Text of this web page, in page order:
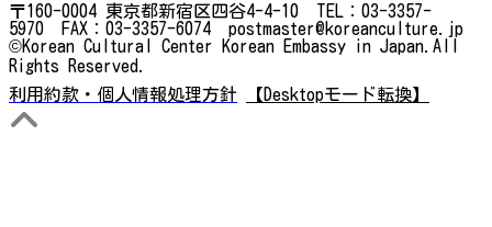
〒160-0004 東京都新宿区四谷4-4-10 TEL：03-3357-
5970 FAX：03-3357-6074 postmaster@koreanculture.jp
©Korean Cultural Center Korean Embassy in Japan.All
Rights Reserved.
利用約款・個人情報処理方針
【Desktopモード転換】